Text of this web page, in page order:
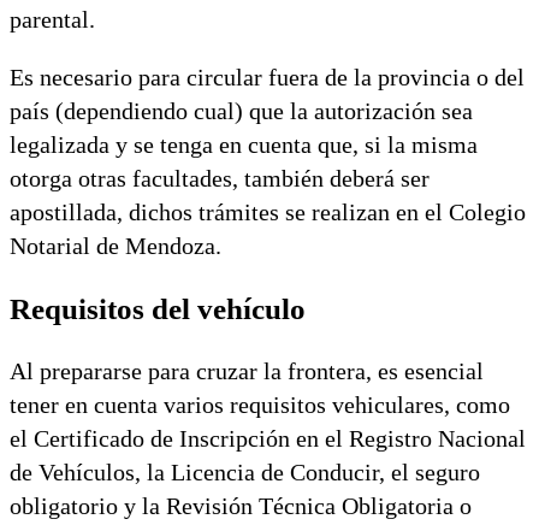
parental.
Es necesario para circular fuera de la provincia o del
país (dependiendo cual) que la autorización sea
legalizada y se tenga en cuenta que, si la misma
otorga otras facultades, también deberá ser
apostillada, dichos trámites se realizan en el Colegio
Notarial de Mendoza.
Requisitos del vehículo
Al prepararse para cruzar la frontera, es esencial
tener en cuenta varios requisitos vehiculares, como
el Certificado de Inscripción en el Registro Nacional
de Vehículos, la Licencia de Conducir, el seguro
obligatorio y la Revisión Técnica Obligatoria o